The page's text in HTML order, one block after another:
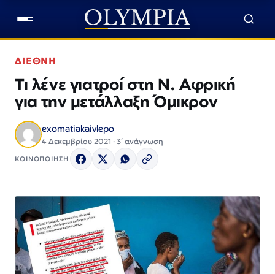
ΔΙΕΘΝΗ
Τι λένε γιατροί στη Ν. Αφρική
για την μετάλλαξη Όμικρον
exomatiakaivlepo
4 Δεκεμβρίου 2021 · 3΄ ανάγνωση
ΚΟΙΝΟΠΟΙΗΣΗ